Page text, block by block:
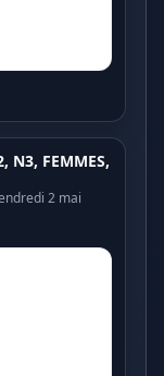
N3, FEMMES,
2 mai